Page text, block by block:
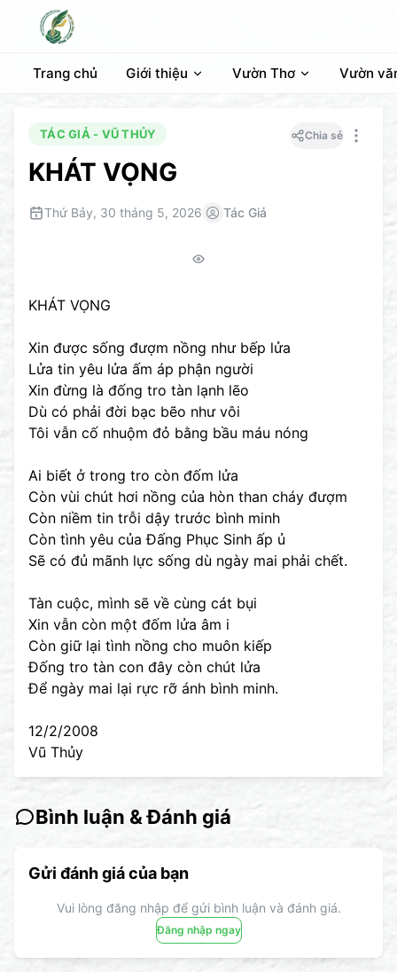
Trang chủ Giới thiệu Vườn Thơ Vườn
TÁC GIẢ - VŨ THỦY
KHÁT VỌNG
Chia sẻ
Thứ Bảy, 30 tháng 5, 2026 Tác Giả
KHÁT VỌNG
Xin được sống đượm nồng như bếp lửa
Lửa tin yêu lửa ấm áp phận người
Xin đừng là đống tro tàn lạnh lẽo
Dù có phải đời bạc bẽo như vôi
Tôi vẫn cố nhuộm đỏ bằng bầu máu nóng
Ai biết ở trong tro còn đốm lửa
Còn vùi chút hơi nồng của hòn than cháy đượm
Còn niềm tin trỗi dậy trước bình minh
Còn tình yêu của Đấng Phục Sinh ấp ủ
Sẽ có đủ mãnh lực sống dù ngày mai phải chết.
Tàn cuộc, mình sẽ về cùng cát bụi
Xin vẫn còn một đốm lửa âm i
Còn giữ lại tình nồng cho muôn kiếp
Đống tro tàn con đây còn chút lửa
Để ngày mai lại rực rỡ ánh bình minh.
12/2/2008
Vũ Thủy
Bình luận & Đánh giá
Gửi đánh giá của bạn
Vui lòng đăng nhập để gửi bình luận và đánh giá.
Đăng nhập ngay